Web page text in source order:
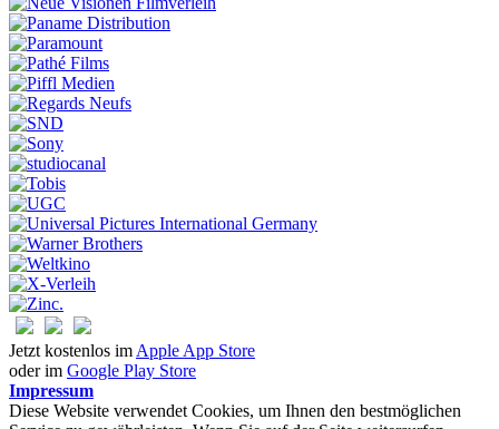
Jetzt kostenlos im Apple App Store
oder im Google Play Store
Impressum
Diese Website verwendet Cookies, um Ihnen den bestmöglichen